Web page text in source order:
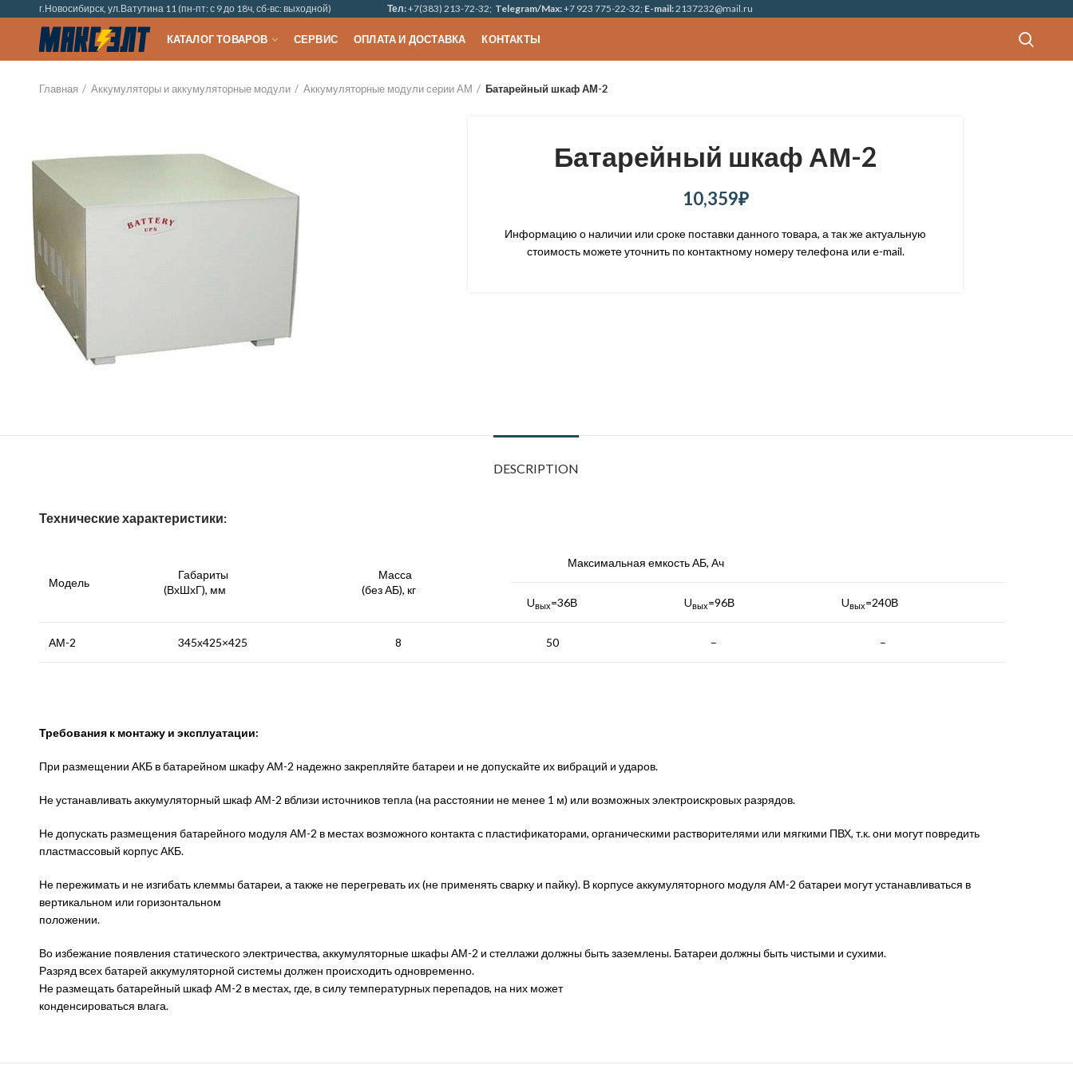
г.Новосибирск, ул.Ватутина 11 (пн-пт: с 9 до 18ч, сб-вс: выходной) Тел:+7(383) 213-72-32; Telegram/Max:+7 923 775-22-32; E-mail:2137232@mail.ru
КАТАЛОГ ТОВАРОВ СЕРВИС ОПЛАТА И ДОСТАВКА КОНТАКТЫ
Главная Аккумуляторы и аккумуляторные модули Аккумуляторные модули серии АМ Батарейный шкаф АМ-2
Батарейный шкаф АМ-2
10,359₽
Информацию о наличии или сроке поставки данного товара, а так же актуальную
стоимость можете уточнить по контактному номеру телефона или e-mail.
DESCRIPTION
Технические характеристики:
Модель
Габариты
(ВхШхГ), мм
Масса
(без АБ), кг
Максимальная емкость АБ, Ач
Uвых=36В Uвых=96В Uвых=240В
АМ-2 345х425×425 8 50 – –
Требования к монтажу и эксплуатации:
При размещении АКБ в батарейном шкафу АМ-2 надежно закрепляйте батареи и не допускайте их вибраций и ударов.
Не устанавливать аккумуляторный шкаф АМ-2 вблизи источников тепла (на расстоянии не менее 1 м) или возможных электроискровых разрядов.
Не допускать размещения батарейного модуля АМ-2 в местах возможного контакта с пластификаторами, органическими растворителями или мягкими ПВХ, т.к. они могут повредить
пластмассовый корпус АКБ.
Не пережимать и не изгибать клеммы батареи, а также не перегревать их (не применять сварку и пайку). В корпусе аккумуляторного модуля АМ-2 батареи могут устанавливаться в
вертикальном или горизонтальном
положении.
Во избежание появления статического электричества, аккумуляторные шкафы АМ-2 и стеллажи должны быть заземлены. Батареи должны быть чистыми и сухими.
Разряд всех батарей аккумуляторной системы должен происходить одновременно.
Не размещать батарейный шкаф АМ-2 в местах, где, в силу температурных перепадов, на них может
конденсироваться влага.